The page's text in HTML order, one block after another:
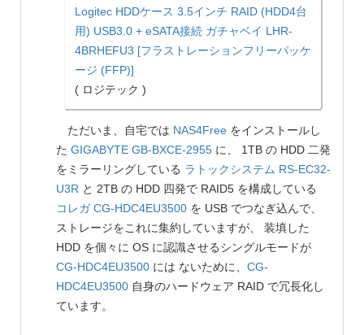
Logitec HDDケース 3.5インチ RAID (HDD4台
用) USB3.0 + eSATA接続 ガチャベイ LHR-
4BRHEFU3 [フラストレーションフリーパッケ
ージ (FFP)]
( ロジテック )
ただいま、自宅では NAS4Free をインストールし
た GIGABYTE GB-BXCE-2955 に、 1TB の HDD 二発
をミラーリングしている ラトックシステム RS-EC32-
U3R と 2TB の HDD 四発で RAID5 を構成している
コレガ CG-HDC4EU3500 を USB でつなぎ込んで、
ストレージをこれに集約していますが、 装填した
HDD を個々に OS に認識させるシングルモードが
CG-HDC4EU3500 には ないために、 CG-
HDC4EU3500 自身のハードウェア RAID で冗長化し
ています。